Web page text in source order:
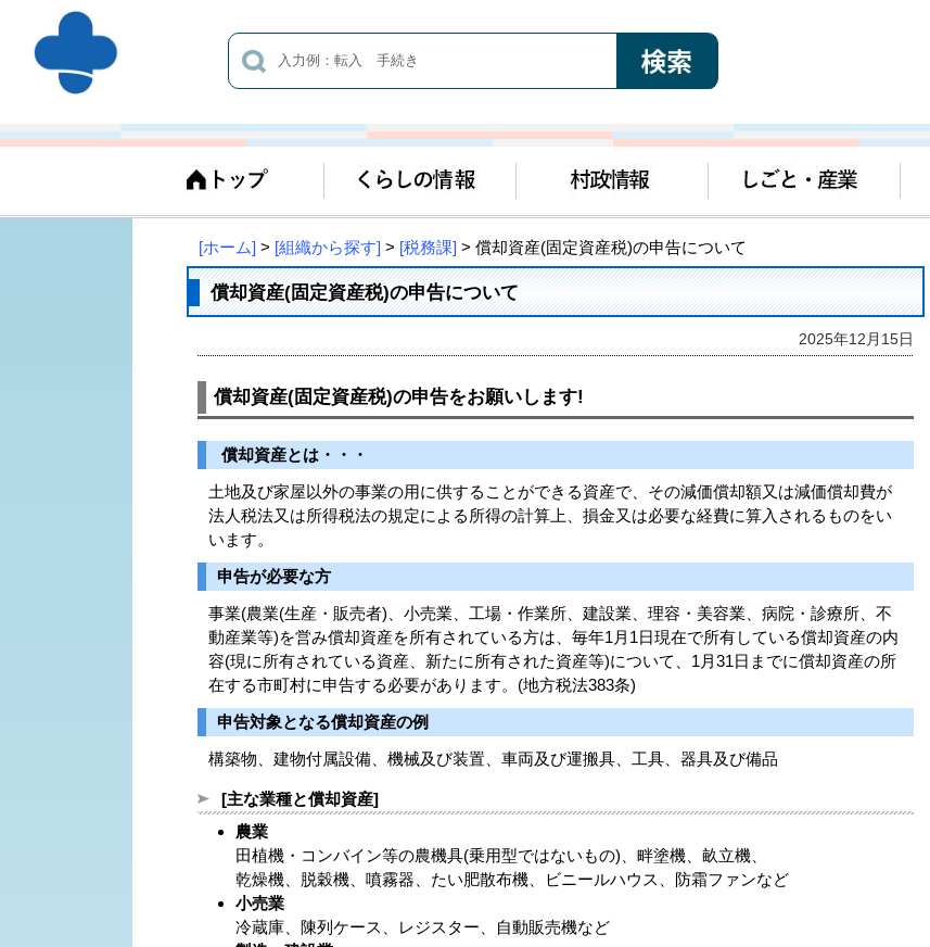
[ホーム] > [組織から探す] > [税務課] > 償却資産(固定資産税)の申告について
償却資産(固定資産税)の申告について
2025年12月15日
償却資産(固定資産税)の申告をお願いします!
償却資産とは・・・
土地及び家屋以外の事業の用に供することができる資産で、その減価償却額又は減価償却費が
法人税法又は所得税法の規定による所得の計算上、損金又は必要な経費に算入されるものをい
います。
申告が必要な方
事業(農業(生産・販売者)、小売業、工場・作業所、建設業、理容・美容業、病院・診療所、不
動産業等)を営み償却資産を所有されている方は、毎年1月1日現在で所有している償却資産の内
容(現に所有されている資産、新たに所有された資産等)について、1月31日までに償却資産の所
在する市町村に申告する必要があります。(地方税法383条)
申告対象となる償却資産の例
構築物、建物付属設備、機械及び装置、車両及び運搬具、工具、器具及び備品
[主な業種と償却資産]
農業
田植機・コンバイン等の農機具(乗用型ではないもの)、畔塗機、畝立機、
乾燥機、脱穀機、噴霧器、たい肥散布機、ビニールハウス、防霜ファンなど
小売業
冷蔵庫、陳列ケース、レジスター、自動販売機など